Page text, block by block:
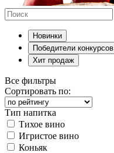
Новинки
Победители конкурсов
Хит продаж
Все фильтры
Сортировать по:
Тип напитка
Тихое вино
Игристое вино
Коньяк